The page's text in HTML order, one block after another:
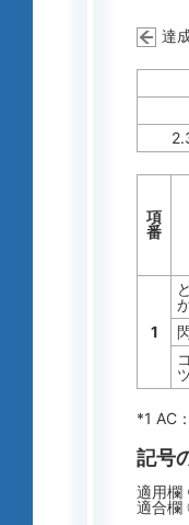
達
項
番
1
*1 AC：
記号
適用欄
適合欄